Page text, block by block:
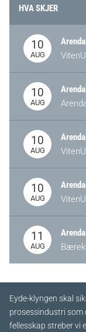
HVA SKJER
10
AUG
10
AUG
10
AUG
10
AUG
11
AUG
Eyde-klyngen skal
prosessindustri som
fellesskap streber vi